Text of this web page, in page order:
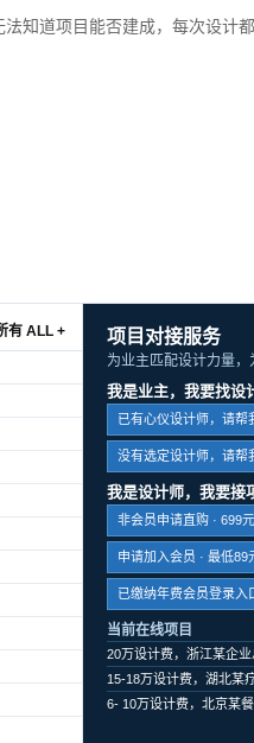
法知道项目能否建成，每次设计
有 ALL + 项目对接服务
为业主匹配设计力量，
我是业主，我要找设
已有心仪设计师，请帮
没有选定设计师，请帮
我是设计师，我要接
非会员申请直购 · 699
申请加入会员 · 最低
已缴纳年费会员登录入
当前在线项目
20万设计费，浙江某企
15-18万设计费，湖北某
6- 10万设计费，北京某